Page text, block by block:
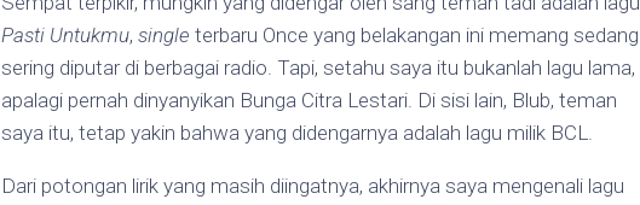
Pasti Untukmu, single terbaru Once yang belakangan ini memang sedang
sering diputar di berbagai radio. Tapi, setahu saya itu bukanlah lagu lama,
apalagi pernah dinyanyikan Bunga Citra Lestari. Di sisi lain, Blub, teman
saya itu, tetap yakin bahwa yang didengarnya adalah lagu milik BCL.
Dari potongan lirik yang masih diingatnya, akhirnya saya mengenali lagu